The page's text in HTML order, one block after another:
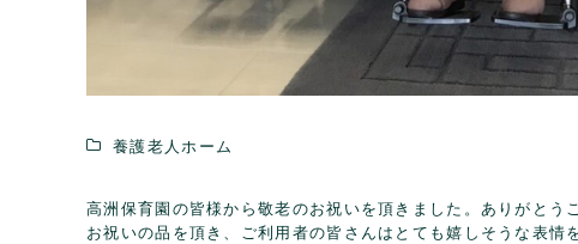
養護老人ホーム
高洲保育園の皆様から敬老のお祝いを頂きました。ありがとう
お祝いの品を頂き、ご利用者の皆さんはとても嬉しそうな表情